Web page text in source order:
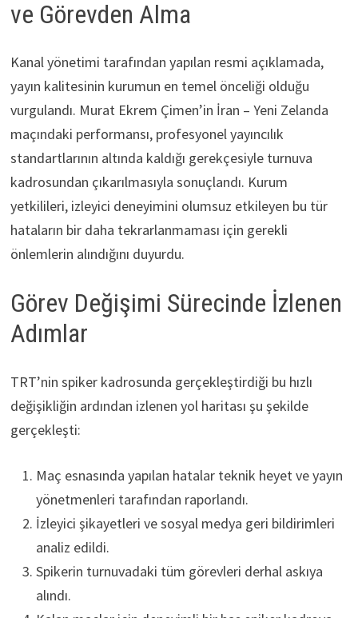
ve Görevden Alma
Kanal yönetimi tarafından yapılan resmi açıklamada,
yayın kalitesinin kurumun en temel önceliği olduğu
vurgulandı. Murat Ekrem Çimen’in İran – Yeni Zelanda
maçındaki performansı, profesyonel yayıncılık
standartlarının altında kaldığı gerekçesiyle turnuva
kadrosundan çıkarılmasıyla sonuçlandı. Kurum
yetkilileri, izleyici deneyimini olumsuz etkileyen bu tür
hataların bir daha tekrarlanmaması için gerekli
önlemlerin alındığını duyurdu.
Görev Değişimi Sürecinde İzlenen
Adımlar
TRT’nin spiker kadrosunda gerçekleştirdiği bu hızlı
değişikliğin ardından izlenen yol haritası şu şekilde
gerçekleşti:
Maç esnasında yapılan hatalar teknik heyet ve yayın
yönetmenleri tarafından raporlandı.
İzleyici şikayetleri ve sosyal medya geri bildirimleri
analiz edildi.
Spikerin turnuvadaki tüm görevleri derhal askıya
alındı.